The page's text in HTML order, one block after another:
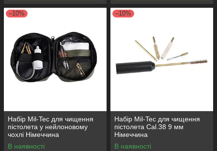
–10%
Набір Mil-Tec для чищення
пістолета у нейлоновому
чохлі Німеччина
В наявності
–10%
Набір Mil-Tec для чищення
пістолета Cal.38 9 мм
Німеччина
В наявності